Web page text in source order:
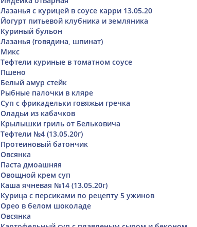
Лазанья с курицей в соусе карри 13.05.20
Йогурт питьевой клубника и земляника
Куриный бульон
Лазанья (говядина, шпинат)
Микс
Тефтели куриные в томатном соусе
Пшено
Белый амур стейк
Рыбные палочки в кляре
Суп с фрикадельки говяжьи гречка
Оладьи из кабачков
Крылышки гриль от Бельковича
Тефтели №4 (13.05.20г)
Протеиновый батончик
Овсянка
Паста дмоашняя
Овощной крем суп
Каша ячневая №14 (13.05.20г)
Курица с персиками по рецепту 5 ужинов
Орео в белом шоколаде
Овсянка